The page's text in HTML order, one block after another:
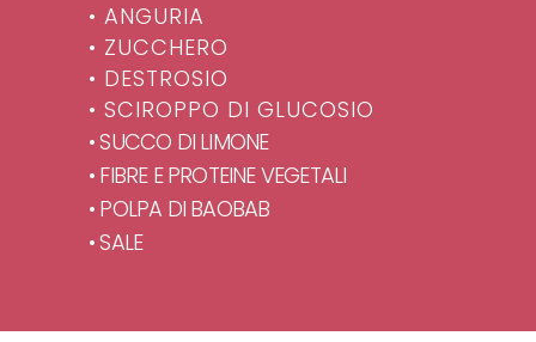
• ANGURIA
• ZUCCHERO
• DESTROSIO
• SCIROPPO DI GLUCOSIO
• SUCCO DI LIMONE
• FIBRE E PROTEINE VEGETALI
• POLPA DI BAOBAB
• SALE